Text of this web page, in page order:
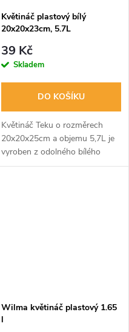
Květináč plastový bílý
20x20x23cm, 5.7L
39 Kč
Skladem
DO KOŠÍKU
Květináč Teku o rozměrech
20x20x25cm a objemu 5,7L je
vyroben z odolného bílého
plastu. Ideální pro pěstování
Wilma květináč plastový 1.65
l